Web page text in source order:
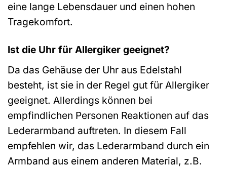
eine lange Lebensdauer und einen hohen
Tragekomfort.
Ist die Uhr für Allergiker geeignet?
Da das Gehäuse der Uhr aus Edelstahl
besteht, ist sie in der Regel gut für Allergiker
geeignet. Allerdings können bei
empfindlichen Personen Reaktionen auf das
Lederarmband auftreten. In diesem Fall
empfehlen wir, das Lederarmband durch ein
Armband aus einem anderen Material, z.B.